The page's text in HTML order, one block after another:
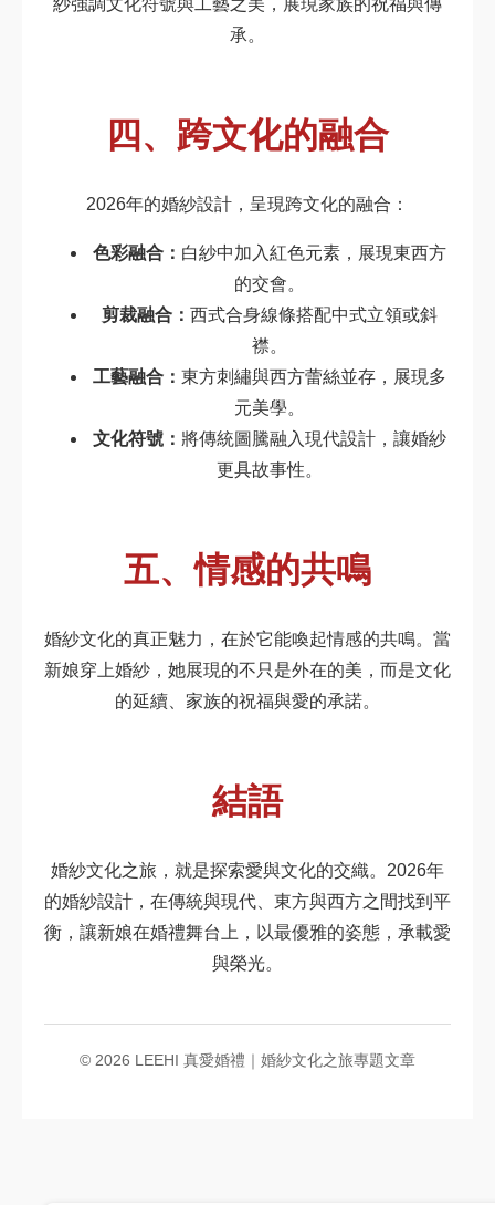
紗強調文化符號與工藝之美，展現家族的祝福與傳
承。
四、跨文化的融合
2026年的婚紗設計，呈現跨文化的融合：
色彩融合： 白紗中加入紅色元素，展現東西方
的交會。
剪裁融合： 西式合身線條搭配中式立領或斜
襟。
工藝融合： 東方刺繡與西方蕾絲並存，展現多
元美學。
文化符號： 將傳統圖騰融入現代設計，讓婚紗
更具故事性。
五、情感的共鳴
婚紗文化的真正魅力，在於它能喚起情感的共鳴。當
新娘穿上婚紗，她展現的不只是外在的美，而是文化
的延續、家族的祝福與愛的承諾。
結語
婚紗文化之旅，就是探索愛與文化的交織。2026年
的婚紗設計，在傳統與現代、東方與西方之間找到平
衡，讓新娘在婚禮舞台上，以最優雅的姿態，承載愛
與榮光。
© 2026 LEEHI 真愛婚禮｜婚紗文化之旅專題文章